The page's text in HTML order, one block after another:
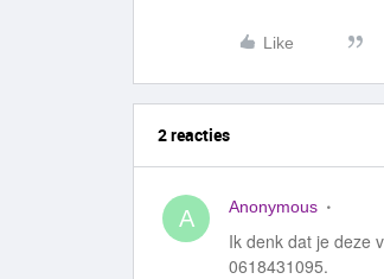
Like
2 reacties
A Anonymous
Ik denk dat je deze
0618431095.